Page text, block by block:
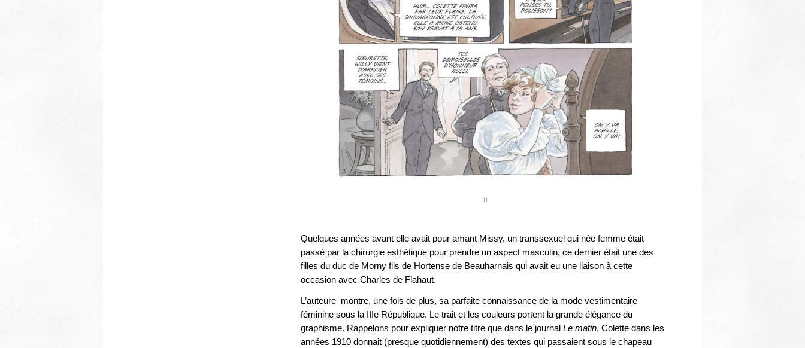
Quelques années avant elle avait pour amant Missy, un transsexuel qui née femme était
passé par la chirurgie esthétique pour prendre un aspect masculin, ce dernier était une des
filles du duc de Morny fils de Hortense de Beauharnais qui avait eu une liaison à cette
occasion avec Charles de Flahaut.
L’auteure montre, une fois de plus, sa parfaite connaissance de la mode vestimentaire
féminine sous la IIIe République. Le trait et les couleurs portent la grande élégance du
graphisme. Rappelons pour expliquer notre titre que dans le journal Le matin, Colette dans les
années 1910 donnait (presque quotidiennement) des textes qui passaient sous le chapeau